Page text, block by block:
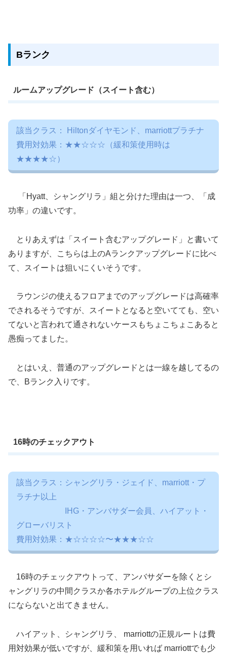
Bランク
ルームアップグレード（スイート含む）
該当クラス： Hiltonダイヤモンド、marriottプラチナ
費用対効果：★★☆☆☆（緩和策使用時は
★★★★☆）
「Hyatt、シャングリラ」組と分けた理由は一つ、「成
功率」の違いです。
とりあえずは「スイート含むアップグレード」と書いて
ありますが、こちらは上のAランクアップグレードに比べ
て、スイートは狙いにくいそうです。
ラウンジの使えるフロアまでのアップグレードは高確率
でされるそうですが、スイートとなると空いてても、空い
てないと言われて通されないケースもちょこちょこあると
愚痴ってました。
とはいえ、普通のアップグレードとは一線を越してるの
で、Bランク入りです。
16時のチェックアウト
該当クラス：シャングリラ・ジェイド、marriott・プ
ラチナ以上
IHG・アンバサダー会員、ハイアット・
グローバリスト
費用対効果：★☆☆☆☆〜★★★☆☆
16時のチェックアウトって、アンバサダーを除くとシ
ャングリラの中間クラスか各ホテルグループの上位クラス
にならないと出てきません。
ハイアット、シャングリラ、 marriottの正規ルートは費
用対効果が低いですが、緩和策を用いれば marriottでも少